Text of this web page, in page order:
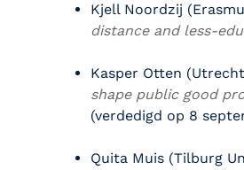
Kjell Noordzij (
distance and less-
Kasper Otten (
shape public good
(verdedigd op 8
Quita Muis (Tilburg